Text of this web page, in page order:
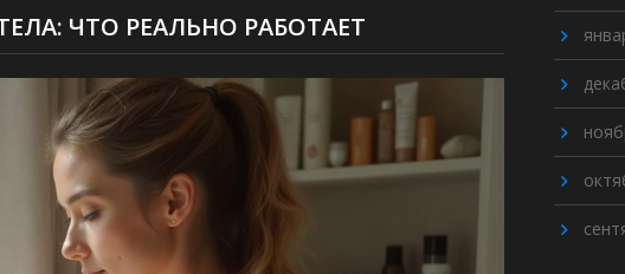
ЧТО РЕАЛЬНО РАБОТАЕТ